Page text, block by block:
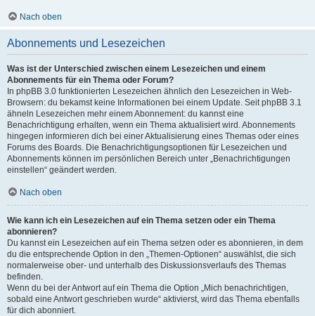
Nach oben
Abonnements und Lesezeichen
Was ist der Unterschied zwischen einem Lesezeichen und einem
Abonnements für ein Thema oder Forum?
In phpBB 3.0 funktionierten Lesezeichen ähnlich den Lesezeichen in Web-
Browsern: du bekamst keine Informationen bei einem Update. Seit phpBB 3.1
ähneln Lesezeichen mehr einem Abonnement: du kannst eine
Benachrichtigung erhalten, wenn ein Thema aktualisiert wird. Abonnements
hingegen informieren dich bei einer Aktualisierung eines Themas oder eines
Forums des Boards. Die Benachrichtigungsoptionen für Lesezeichen und
Abonnements können im persönlichen Bereich unter „Benachrichtigungen
einstellen“ geändert werden.
Nach oben
Wie kann ich ein Lesezeichen auf ein Thema setzen oder ein Thema
abonnieren?
Du kannst ein Lesezeichen auf ein Thema setzen oder es abonnieren, in dem
du die entsprechende Option in den „Themen-Optionen“ auswählst, die sich
normalerweise ober- und unterhalb des Diskussionsverlaufs des Themas
befinden.
Wenn du bei der Antwort auf ein Thema die Option „Mich benachrichtigen,
sobald eine Antwort geschrieben wurde“ aktivierst, wird das Thema ebenfalls
für dich abonniert.